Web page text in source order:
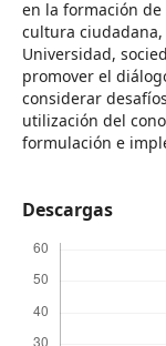
en la formación
cultura
Universidad,
promover el
considerar
utilización del
formulación e
Descargas